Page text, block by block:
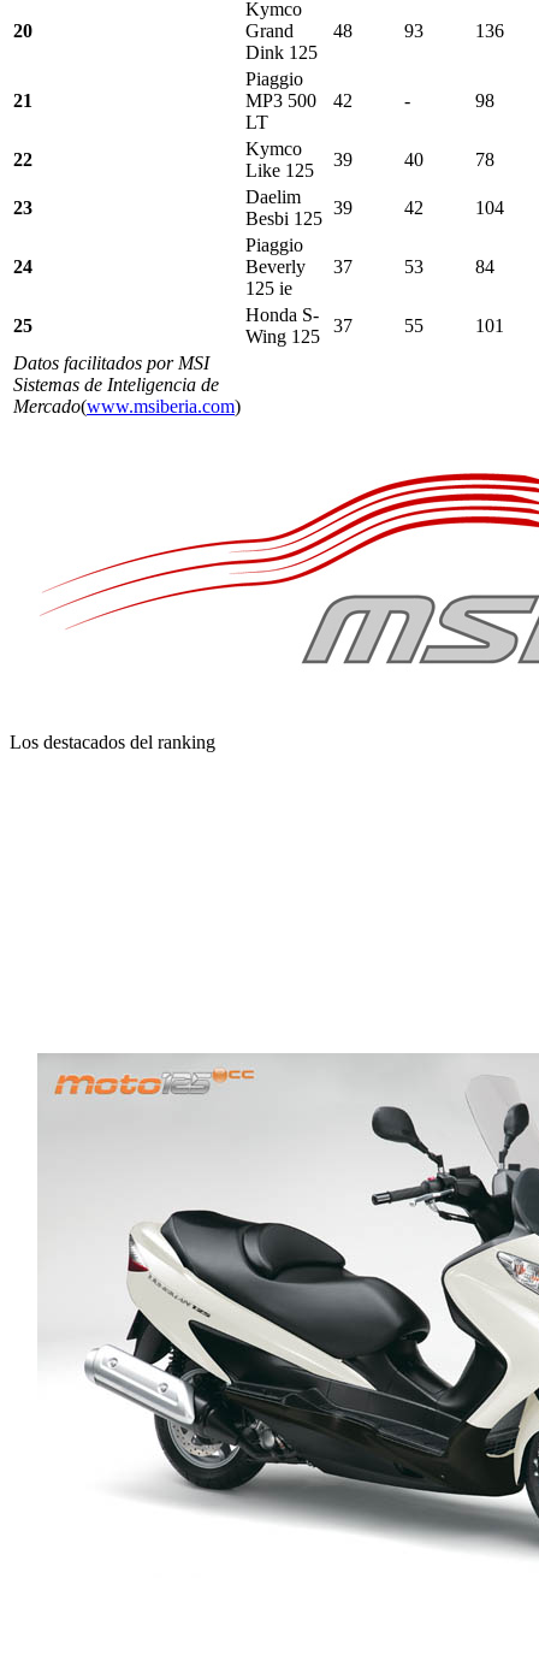
20
Kymco
Grand
Dink 125
48 93 136
21
Piaggio
MP3 500
LT
42 - 98
22
Kymco
Like 125
39 40 78
23
Daelim
Besbi 125
39 42 104
24
Piaggio
Beverly
125 ie
37 53 84
25
Honda S-
Wing 125
37 55
101
Datos facilitados por MSI
Sistemas de Inteligencia de
Mercado(www.msiberia.com)
Los destacados del ranking